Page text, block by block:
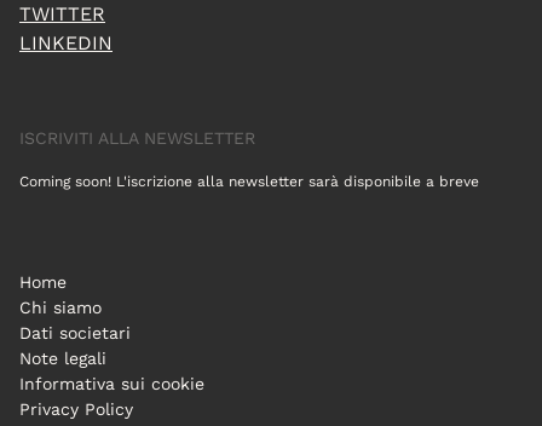
TWITTER
LINKEDIN
ISCRIVITI ALLA NEWSLETTER
Coming soon! L'iscrizione alla newsletter sarà disponibile a breve
Home
Chi siamo
Dati societari
Note legali
Informativa sui cookie
Privacy Policy